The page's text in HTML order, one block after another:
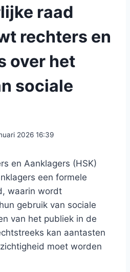
raad
rechters en
over het
sociale
2026 16:39
en Aanklagers (HSK)
een formele
waarin wordt
gebruik van sociale
van het publiek in de
kan aantasten
moet worden